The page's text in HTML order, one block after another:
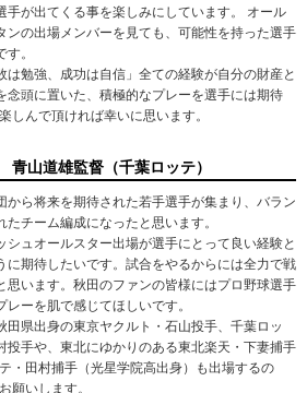
手が出てくる事を楽しみにしています。 オール
ンの出場メンバーを見ても、可能性を持った選手
。
勉強、成功は自信」全ての経験が自分の財産と
念頭に置いた、積極的なプレーを選手には期待
しんで頂ければ幸いに思います。
山道雄監督（千葉ロッテ）
ら将来を期待された若手選手が集まり、バラン
たチーム編成になったと思います。
ュオールスター出場が選手にとって良い経験と
に期待したいです。試合をやるからには全力で戦
思います。秋田のファンの皆様にはプロ野球選手
レーを肌で感じてほしいです。
県出身の東京ヤクルト・石山投手、千葉ロッ
投手や、東北にゆかりのある東北楽天・下妻捕手
・田村捕手（光星学院高出身）も出場するの
願いします。